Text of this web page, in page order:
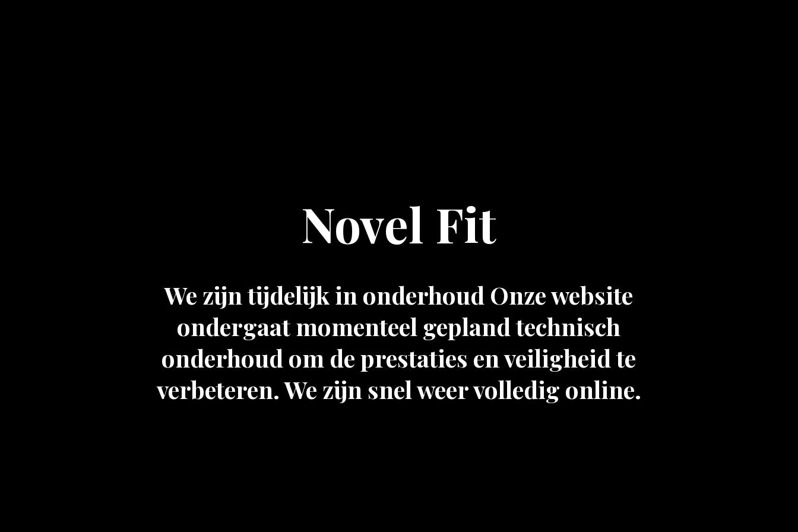
Novel Fit
We zijn tijdelijk in onderhoud Onze website
ondergaat momenteel gepland technisch
onderhoud om de prestaties en veiligheid te
verbeteren. We zijn snel weer volledig online.